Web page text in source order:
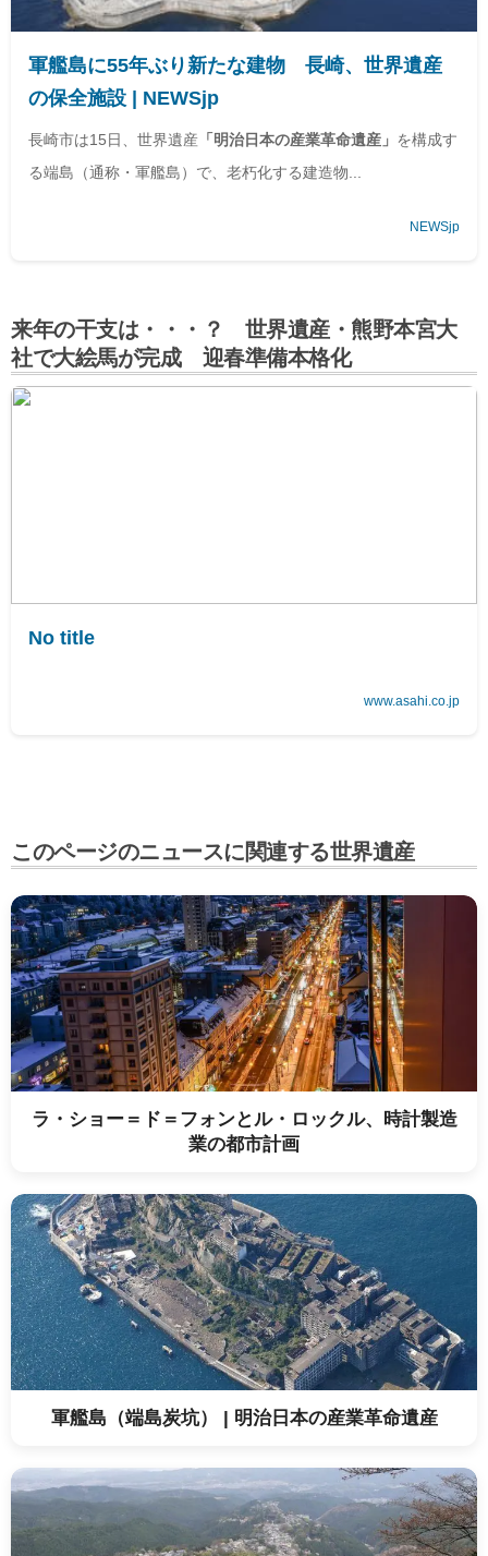
軍艦島に55年ぶり新たな建物 長崎、世界遺産
の保全施設 | NEWSjp
長崎市は15日、世界遺産 「明治日本の産業革命遺産」 を構成す
る端島（通称・軍艦島）で、老朽化する建造物...
NEWSjp
来年の干支は・・・？ 世界遺産・熊野本宮大
社で大絵馬が完成 迎春準備本格化
No title
www.asahi.co.jp
このページのニュースに関連する世界遺産
ラ・ショー＝ド＝フォンとル・ロックル、時計製造
業の都市計画
軍艦島（端島炭坑） | 明治日本の産業革命遺産